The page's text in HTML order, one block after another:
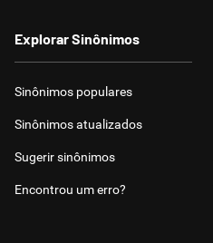
Explorar Sinônimos
Sinônimos populares
Sinônimos atualizados
Sugerir sinônimos
Encontrou um erro?